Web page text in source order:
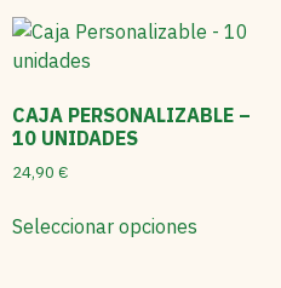
CAJA PERSONALIZABLE –
10 UNIDADES
24,90 €
Seleccionar opciones